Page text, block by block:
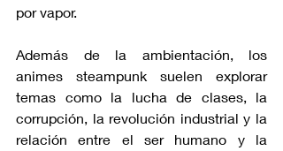
por vapor.
Además de la ambientación, los
animes steampunk suelen explorar
temas como la lucha de clases, la
corrupción, la revolución industrial y la
relación entre el ser humano y la